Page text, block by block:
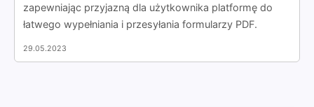
zapewniając przyjazną dla użytkownika platformę do
łatwego wypełniania i przesyłania formularzy PDF.
29.05.2023